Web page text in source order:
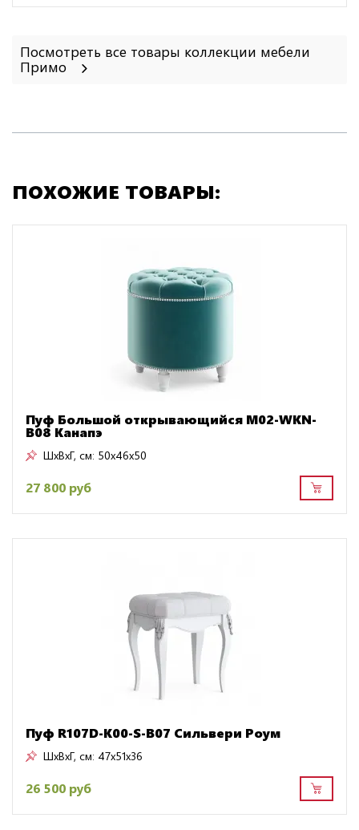
Посмотреть все товары коллекции мебели
Примо
ПОХОЖИЕ ТОВАРЫ:
Пуф Большой открывающийся M02-WKN-
B08 Канапэ
ШxВxГ, см: 50x46x50
27 800 руб
Пуф R107D-K00-S-B07 Сильвери Роум
ШxВxГ, см: 47x51x36
26 500 руб